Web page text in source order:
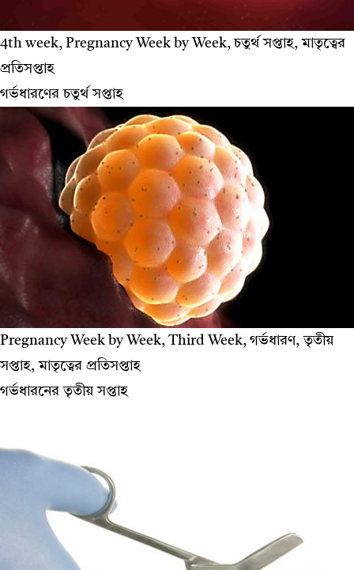
4th week, Pregnancy Week by Week, চতুর্থ সপ্তাহ, মাতৃত্বের
প্রতিসপ্তাহ
গর্ভধারণের চতুর্থ সপ্তাহ
Pregnancy Week by Week, Third Week, গর্ভধারণ, তৃতীয়
সপ্তাহ, মাতৃত্বের প্রতিসপ্তাহ
গর্ভধারনের তৃতীয় সপ্তাহ